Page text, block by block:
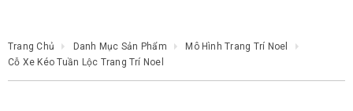
Trang Chủ Danh Mục Sản Phẩm
Mô Hình Trang Trí Noel
Cỗ Xe Kéo Tuần Lộc Trang Trí Noel